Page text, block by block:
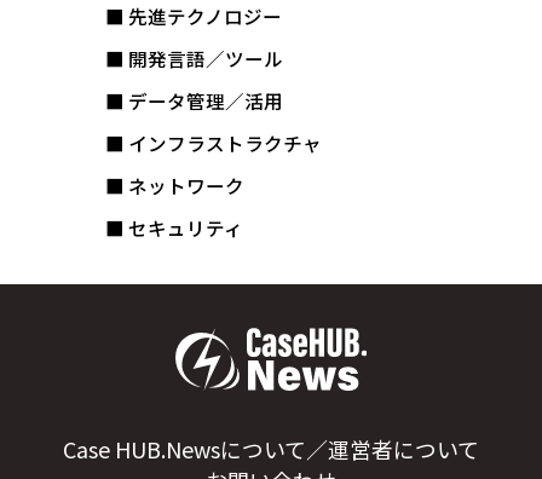
■ 先進テクノロジー
■ 開発言語／ツール
■ データ管理／活用
■ インフラストラクチャ
■ ネットワーク
■ セキュリティ
Case HUB.Newsについて／運営者について